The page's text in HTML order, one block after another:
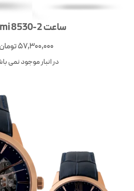
ساعت Laxmi 8530-2
57,300,000تومان
در انبار موجود نمی باشد